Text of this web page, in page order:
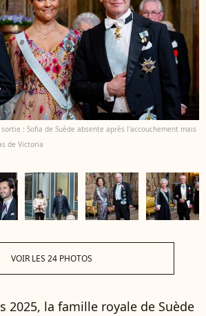
: Sofia de Suède absente après l'accouchement mais
de Victoria
VOIR LES 24 PHOTOS
2025, la famille royale de Suède